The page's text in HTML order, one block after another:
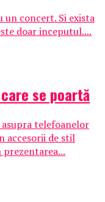
concert. Si exista
doar inceputul....
se poartă
telefoanelor
accesorii de stil
prezentarea...